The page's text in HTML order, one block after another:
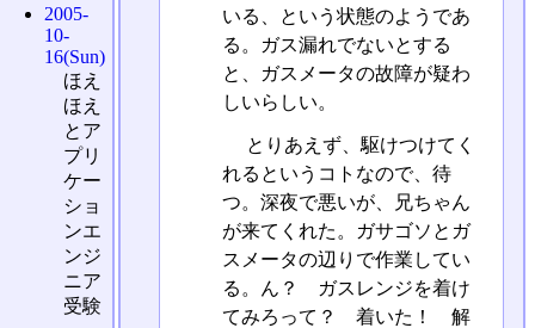
いる、という状態のようであ
る。ガス漏れでないとする
と、ガスメータの故障が疑わ
しいらしい。
とりあえず、駆けつけてく
れるというコトなので、待
つ。深夜で悪いが、兄ちゃん
が来てくれた。ガサゴソとガ
スメータの辺りで作業してい
る。ん？ ガスレンジを着け
てみろって？ 着いた！ 解
2005-
10-
16(Sun)
ほえ
ほえ
とア
プリ
ケー
ショ
ンエ
ンジ
ニア
受験